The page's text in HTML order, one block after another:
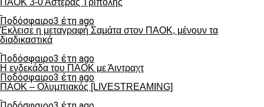
ΠΑΟΚ 3-0 Αστέρας Τρίπολης
Ποδόσφαιρο3 έτη ago
Έκλεισε η μεταγραφή Σαμάτα στον ΠΑΟΚ, μένουν τα
διαδικαστικά
Ποδόσφαιρο3 έτη ago
Η ενδεκάδα του ΠΑΟΚ με Άιντραχτ
Ποδόσφαιρο3 έτη ago
ΠΑΟΚ – Ολυμπιακός [LIVESTREAMING]